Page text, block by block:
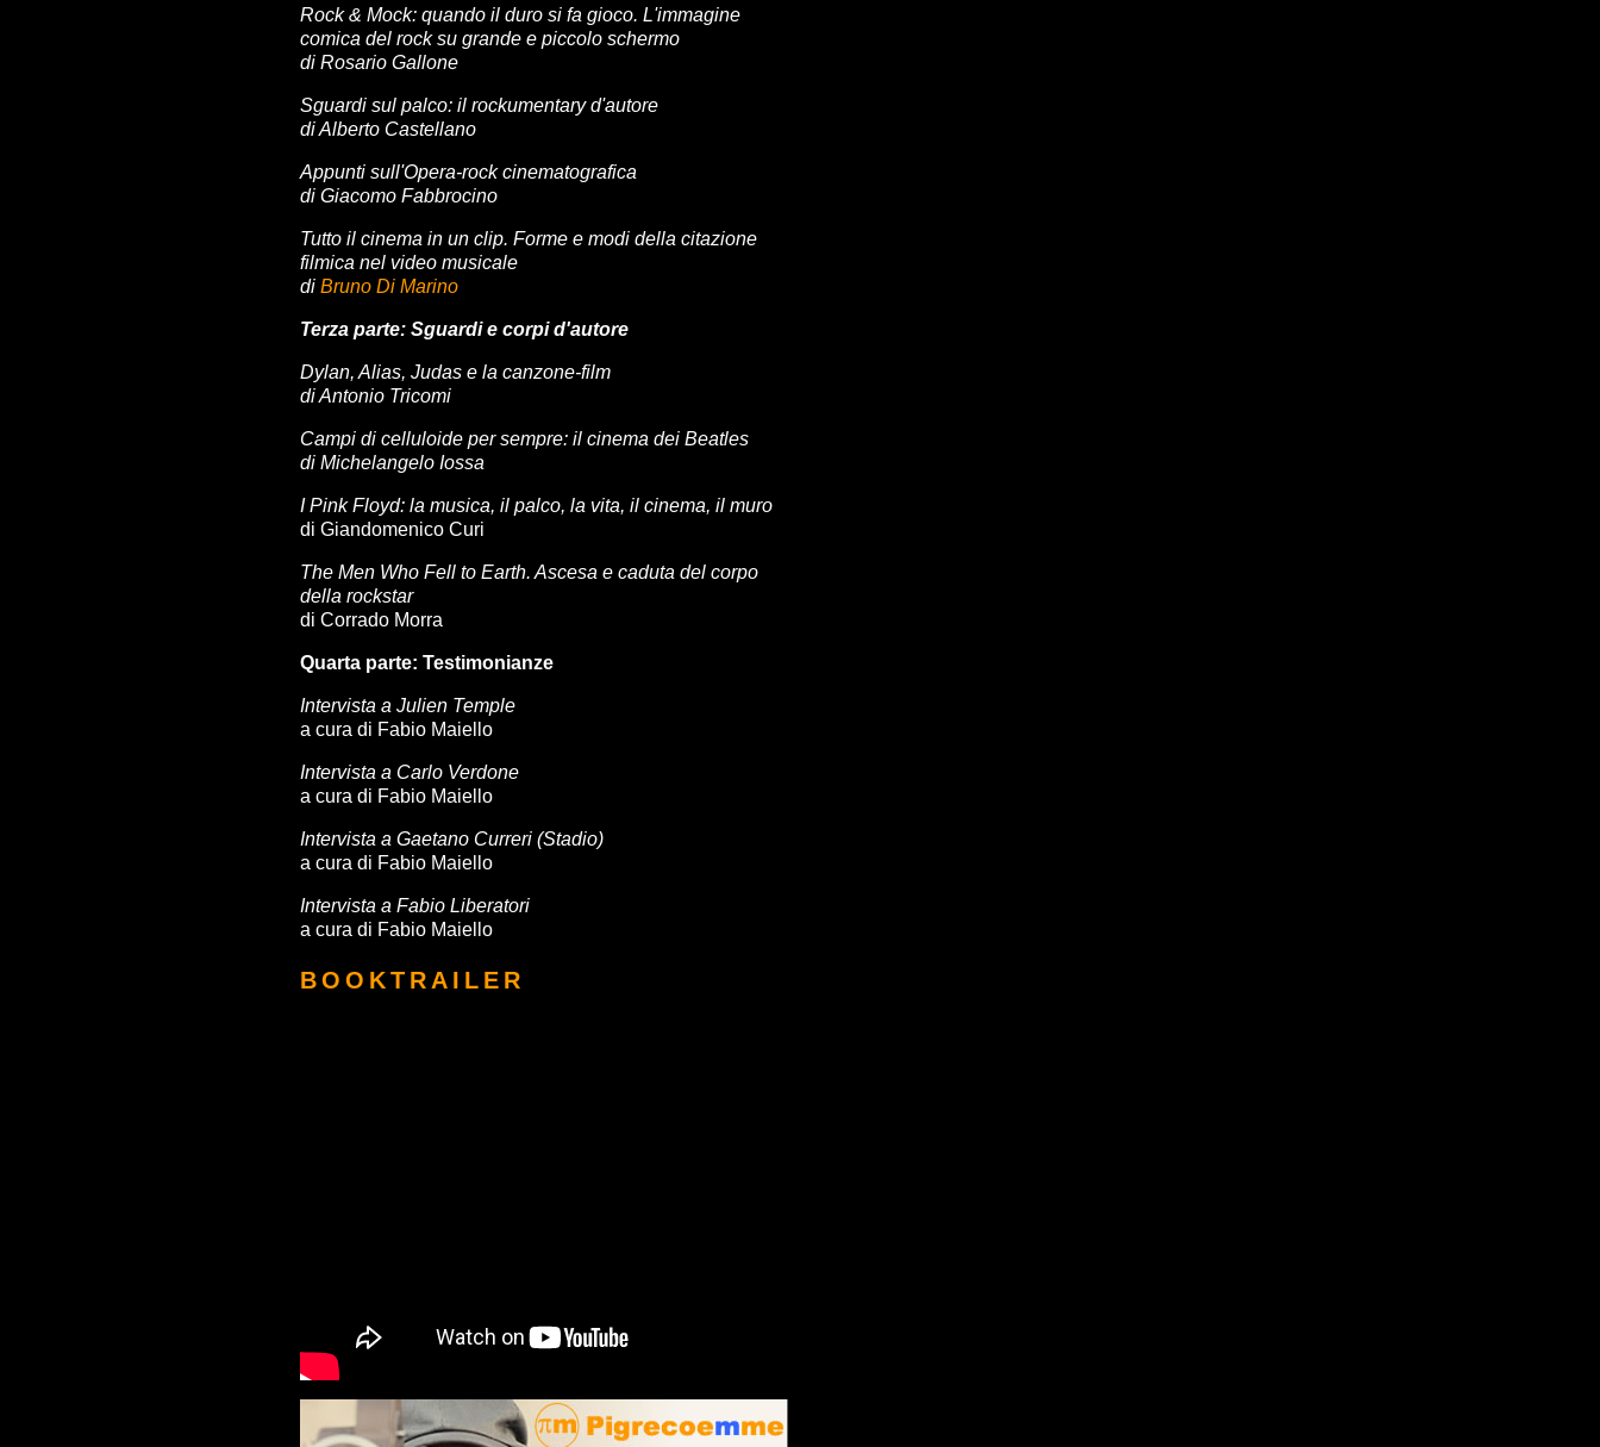
Rock & Mock: quando il duro si fa gioco. L'immagine
comica del rock su grande e piccolo schermo
di Rosario Gallone
Sguardi sul palco: il rockumentary d'autore
di Alberto Castellano
Appunti sull'Opera-rock cinematografica
di Giacomo Fabbrocino
Tutto il cinema in un clip. Forme e modi della citazione
filmica nel video musicale
di Bruno Di Marino
Terza parte: Sguardi e corpi d'autore
Dylan, Alias, Judas e la canzone-film
di Antonio Tricomi
Campi di celluloide per sempre: il cinema dei Beatles
di Michelangelo Iossa
I Pink Floyd: la musica, il palco, la vita, il cinema, il muro
di Giandomenico Curi
The Men Who Fell to Earth. Ascesa e caduta del corpo
della rockstar
di Corrado Morra
Quarta parte: Testimonianze
Intervista a Julien Temple
a cura di Fabio Maiello
Intervista a Carlo Verdone
a cura di Fabio Maiello
Intervista a Gaetano Curreri (Stadio)
a cura di Fabio Maiello
Intervista a Fabio Liberatori
a cura di Fabio Maiello
BOOKTRAILER